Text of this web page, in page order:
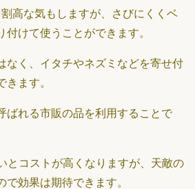
高な気もしますが、さびにくくベ
付けて使うことができます。
なく、イタチやネズミなどを寄せ付
きます。
ばれる市販の品を利用することで
とコストが高くなりますが、天敵の
効果は期待できます。